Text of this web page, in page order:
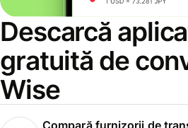
Descarcă
gratuită de
Wise
Compară furnizorii de